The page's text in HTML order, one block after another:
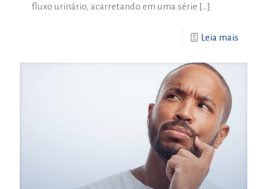
fluxo urinário, acarretando em uma série […]
Leia mais